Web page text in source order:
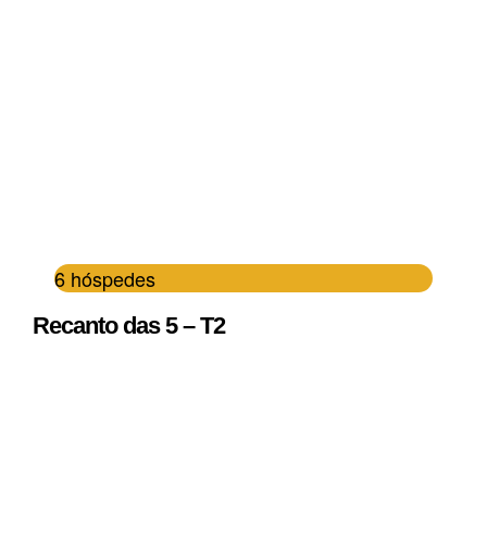
6 hóspedes
Recanto das 5 – T2